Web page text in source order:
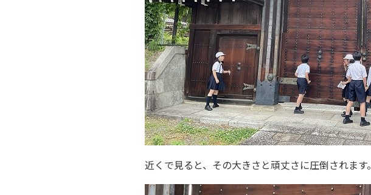
近くで見ると、その大きさと頑丈さに圧倒されます。